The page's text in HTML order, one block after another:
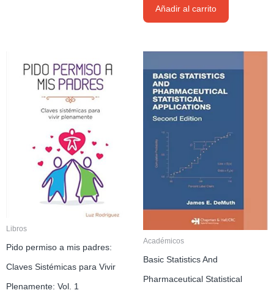
Añadir al carrito
Libros
Pido permiso a mis padres:
Claves Sistémicas para Vivir
Plenamente: Vol. 1
Académicos
Basic Statistics And
Pharmaceutical Statistical